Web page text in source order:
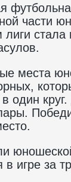
части
лиги
места
один
в игре за